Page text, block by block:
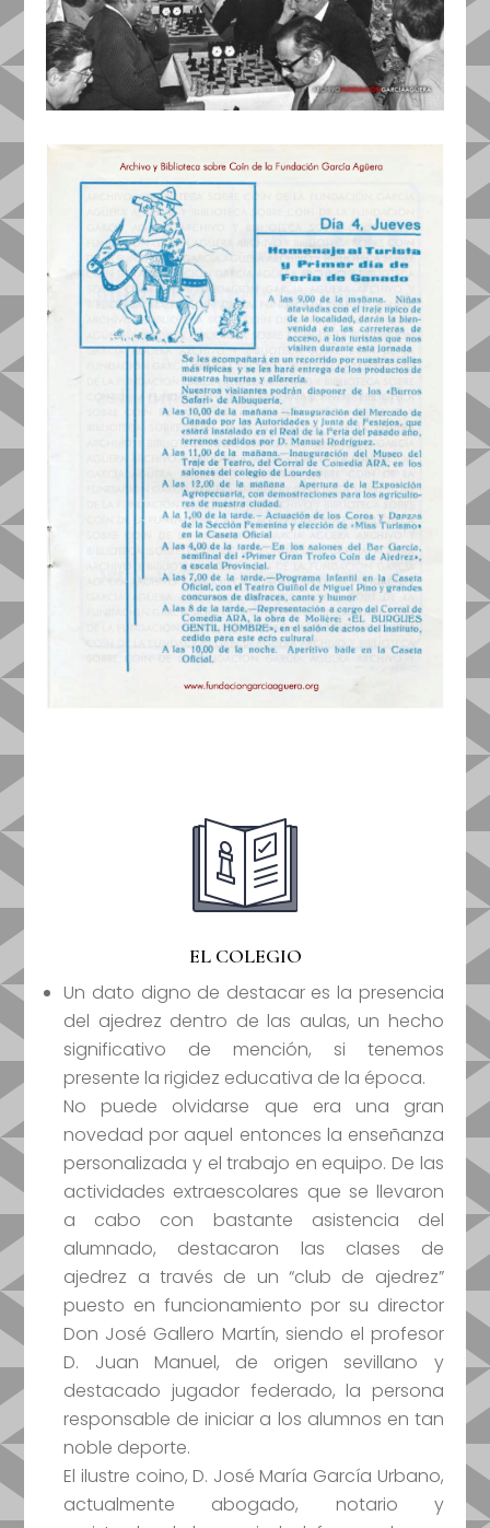
EL COLEGIO
Un dato digno de destacar es la presencia
del ajedrez dentro de las aulas, un hecho
significativo de mención, si tenemos
presente la rigidez educativa de la época.
No puede olvidarse que era una gran
novedad por aquel entonces la enseñanza
personalizada y el trabajo en equipo. De las
actividades extraescolares que se llevaron
a cabo con bastante asistencia del
alumnado, destacaron las clases de
ajedrez a través de un “club de ajedrez”
puesto en funcionamiento por su director
Don José Gallero Martín, siendo el profesor
D. Juan Manuel, de origen sevillano y
destacado jugador federado, la persona
responsable de iniciar a los alumnos en tan
noble deporte.
El ilustre coino, D. José María García Urbano,
actualmente abogado, notario y